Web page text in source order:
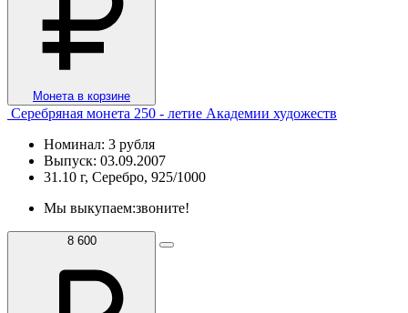
Монета в корзине
Серебряная монета 250 - летие Академии художеств
Номинал: 3 рубля
Выпуск: 03.09.2007
31.10 г, Серебро, 925/1000
Мы выкупаем:звоните!
8 600